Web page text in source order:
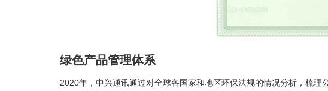
绿色产品管理体系
2020年，中兴通讯通过对全球各国家和地区环保法规的情况分析，梳